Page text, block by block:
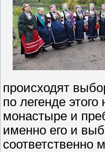
происходят
по легенде
монастыре и
именно его и
соответственно